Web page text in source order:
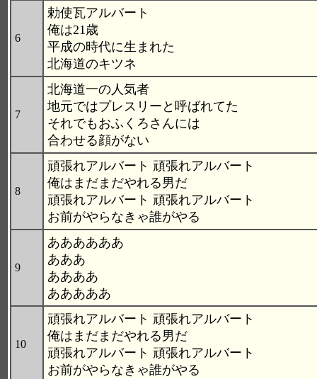
6
勅使瓦アルバート
俺は21歳
平成の時代に生まれた
北海道のキツネ
7
北海道一の人気者
地元ではプレスリーと呼ばれてた
それでもおふくろさんには
合わせる顔がない
8
頑張れアルバート 頑張れアルバート
俺はまだまだやれる男だ
頑張れアルバート 頑張れアルバート
お前がやらなきゃ誰がやる
9
ああああああ
あああ
ああああ
あああああ
10
頑張れアルバート 頑張れアルバート
俺はまだまだやれる男だ
頑張れアルバート 頑張れアルバート
お前がやらなきゃ誰がやる